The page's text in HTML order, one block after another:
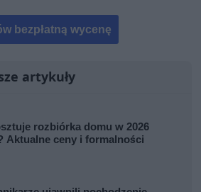
bezpłatną wycenę
artykuły
rozbiórka domu w 2026
Aktualne ceny i formalności